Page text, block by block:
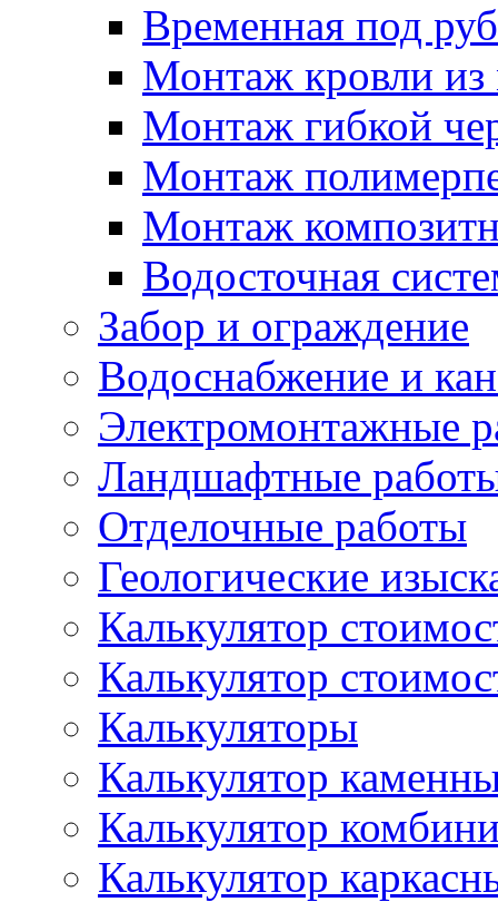
Временная под
Монтаж кровли из
Монтаж гибкой
Монтаж
Монтаж
Водосточная
Забор и ограждение
Водоснабжение и
Электромонтажные
Ландшафтные
Отделочные работы
Геологические
Калькулятор
Калькулятор
Калькуляторы
Калькулятор
Калькулятор
Калькулятор